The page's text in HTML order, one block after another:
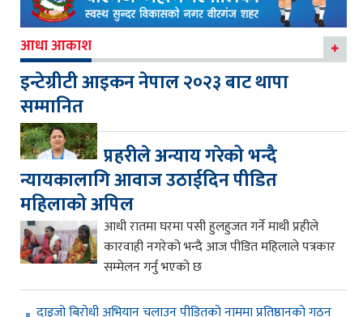
आधा आकाश
इन्टेग्रीटी आइकन नेपाल २०२३ बाट थापा
सम्मानित
प्रहरीले अन्याय गरेको भन्दै
न्यायकालागि आवाज उठाईदिन पीडित
महिलाको अपिल
आधी रातमा घरमा पसी हुलहुजत गर्ने माथी प्रहीले
कारवाही नगरेको भन्दै आज पीडित महिलाले पत्रकार
सम्मेलन गर्नु भएको छ
दाइजो बिरोधी अभियान चलाउन पीडितको नाममा प्रतिष्ठानको गठन